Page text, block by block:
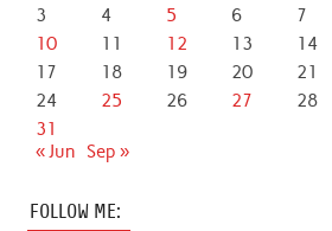
3
4 5 6 7
10
11 12 13 14
17
18 19 20 21
24
25 26 27 28
31
« Jun Sep »
FOLLOW ME: